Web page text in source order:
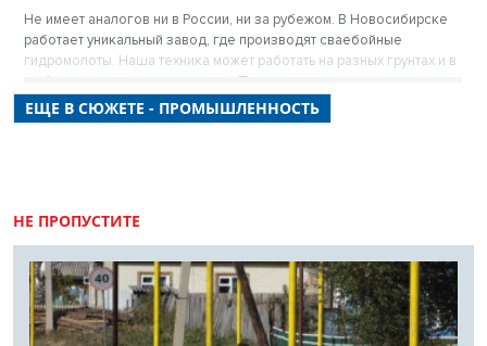
Не имеет аналогов ни в России, ни за рубежом. В Новосибирске
работает уникальный завод, где производят сваебойные
гидромолоты. Наша техника может работать на разных грунтах и в
любых климатических условиях. При этом стоит дешевле
западной.
ЕЩЕ В СЮЖЕТЕ - ПРОМЫШЛЕННОСТЬ
НЕ ПРОПУСТИТЕ